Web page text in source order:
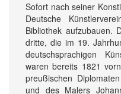
Sofort nach seiner
Deutsche
Bibliothek aufzubauen.
dritte, die im 19.
deutschsprachigen
waren bereits 1821
preußischen
und des Malers